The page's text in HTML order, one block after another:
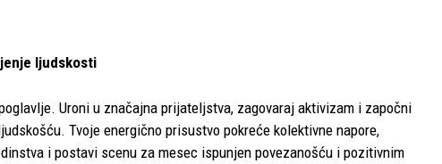
ljudskosti
Uroni u značajna prijateljstva, zagovaraj aktivizam i započni
Tvoje energično prisustvo pokreće kolektivne napore,
i postavi scenu za mesec ispunjen povezanošću i pozitivnim